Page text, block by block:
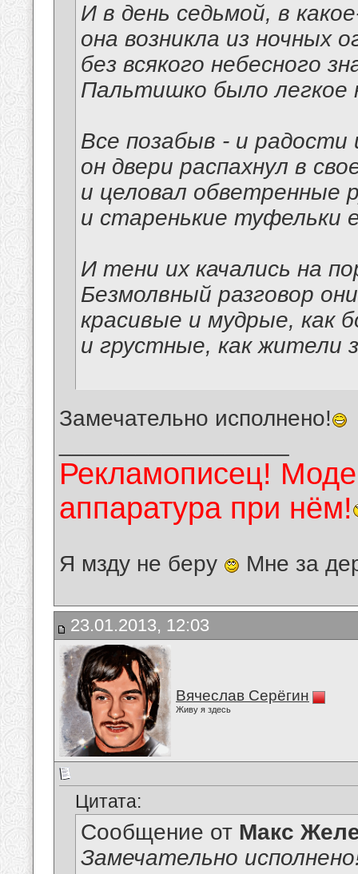
И в день седьмой, в
она возникла из ночных
без всякого небесного
Пальтишко было легкое
Все позабыв - и радости
он двери распахнул в
и целовал обветренные
и старенькие туфельки
И тени их качались на
Безмолвный разговор
красивые и мудрые, как
и грустные, как жители
Замечательно исполнено!
Рекламописец!
аппаратура при нём!
Я мзду не беру Мне за
23.01.2013, 12:03
Вячеслав Серёгин
Живу я здесь
Цитата:
Сообщение от Макс
Замечательно